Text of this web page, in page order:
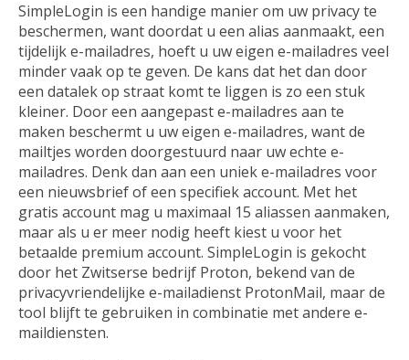
SimpleLogin is een handige manier om uw privacy te
beschermen, want doordat u een alias aanmaakt, een
tijdelijk e-mailadres, hoeft u uw eigen e-mailadres veel
minder vaak op te geven. De kans dat het dan door
een datalek op straat komt te liggen is zo een stuk
kleiner. Door een aangepast e-mailadres aan te
maken beschermt u uw eigen e-mailadres, want de
mailtjes worden doorgestuurd naar uw echte e-
mailadres. Denk dan aan een uniek e-mailadres voor
een nieuwsbrief of een specifiek account. Met het
gratis account mag u maximaal 15 aliassen aanmaken,
maar als u er meer nodig heeft kiest u voor het
betaalde premium account. SimpleLogin is gekocht
door het Zwitserse bedrijf Proton, bekend van de
privacyvriendelijke e-mailadienst ProtonMail, maar de
tool blijft te gebruiken in combinatie met andere e-
maildiensten.